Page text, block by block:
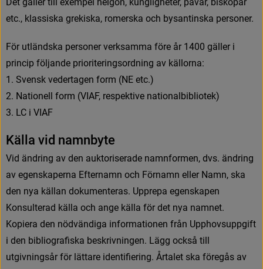
etc., klassiska grekiska, romerska och bysantinska personer.
För utländska personer verksamma före år 1400 gäller i
princip följande prioriteringsordning av källorna:
1. Svensk vedertagen form (NE etc.)
2. Nationell form (VIAF, respektive nationalbibliotek)
3. LC i VIAF
Kä a vid namn byte
Vid ändring av den auktoriserade namnformen, dvs. ändring
av egenskaperna Efternamn och Förnamn eller Namn, ska
den nya källan dokumenteras. Upprepa egenskapen
Konsulterad källa och ange källa för det nya namnet.
Kopiera den nödvändiga informationen från Upphovsuppgift
i den bibliografska beskrivningen. Lägg också till
utgivningsår för lättare identifering. Årtalet ska föregås av